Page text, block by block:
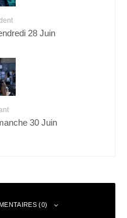
28 Juin
30 Juin
(0)